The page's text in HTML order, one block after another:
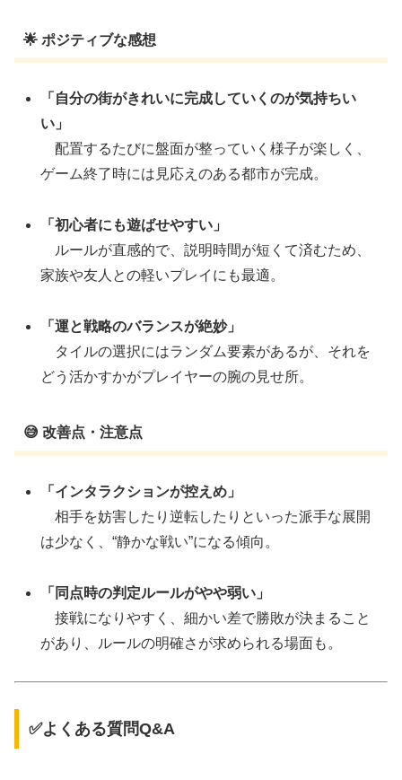
🌟 ポジティブな感想
「自分の街がきれいに完成していくのが気持ちい
い」
配置するたびに盤面が整っていく様子が楽しく、
ゲーム終了時には見応えのある都市が完成。
「初心者にも遊ばせやすい」
ルールが直感的で、説明時間が短くて済むため、
家族や友人との軽いプレイにも最適。
「運と戦略のバランスが絶妙」
タイルの選択にはランダム要素があるが、それを
どう活かすかがプレイヤーの腕の見せ所。
😅 改善点・注意点
「インタラクションが控えめ」
相手を妨害したり逆転したりといった派手な展開
は少なく、“静かな戦い”になる傾向。
「同点時の判定ルールがやや弱い」
接戦になりやすく、細かい差で勝敗が決まること
があり、ルールの明確さが求められる場面も。
✅よくある質問Q&A